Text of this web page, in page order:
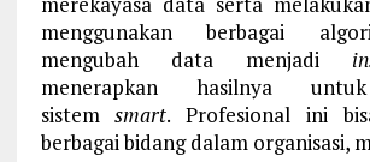
menggunakan berbagai
mengubah data menjadi
menerapkan hasilnya
sistemsmart. Profesional ini
berbagai bidang dalam organisasi,